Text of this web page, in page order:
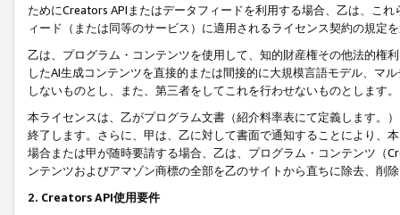
ためにCreators APIまたはデータフィードを利用する場合、乙は、こ
ィード（または同等のサービス）に適用されるライセンス契約の規定
乙は、プログラム・コンテンツを使用して、知的財産権その他法的権
したAI生成コンテンツを直接的または間接的に大規模言語モデル、マ
しないものとし、また、第三者をしてこれを行わせないものとします。
本ライセンスは、乙がプログラム文書（紹介料率表にて定義します。
終了します。さらに、甲は、乙に対して書面で通知することにより、
場合または甲が随時要請する場合、乙は、プログラム・コンテンツ（
ンテンツおよびアマゾン商標の全部を乙のサイトから直ちに除去、削
2. Creators API使用要件